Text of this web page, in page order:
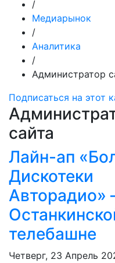
/
Медиарынок
/
Аналитика
/
Администратор
Подписаться на этот
сайта
Лайн-ап
Дискотеки
Авторадио»
телебашне
Четверг, 23 Апрель